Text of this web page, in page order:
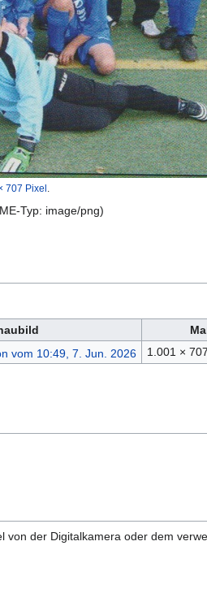
707 Pixel
Typ: image/png)
1.001 × 707
der Digitalkamera oder dem